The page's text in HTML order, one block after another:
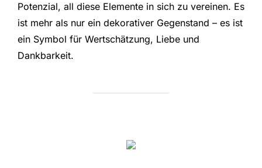
Potenzial, all diese Elemente in sich zu vereinen. Es
ist mehr als nur ein dekorativer Gegenstand – es ist
ein Symbol für Wertschätzung, Liebe und
Dankbarkeit.